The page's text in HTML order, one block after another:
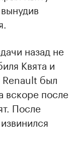
назад не
Квята и
Renault был
вскоре после
После